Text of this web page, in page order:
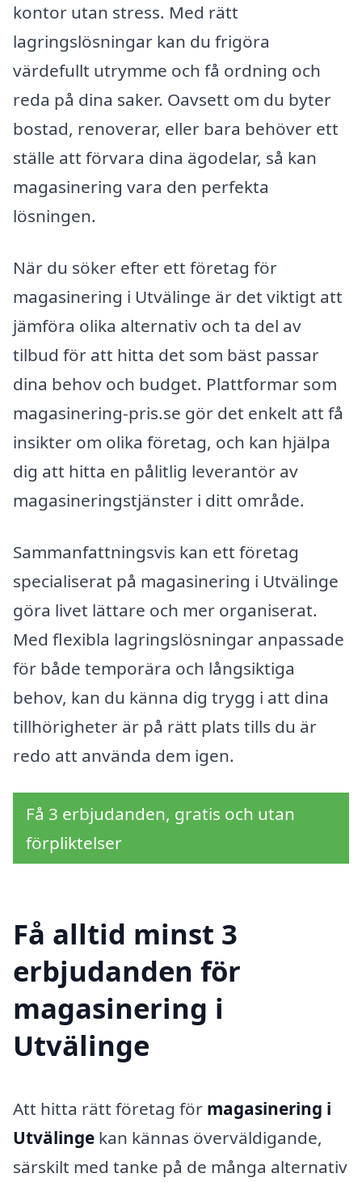
kontor utan stress. Med rätt
lagringslösningar kan du frigöra
värdefullt utrymme och få ordning och
reda på dina saker. Oavsett om du byter
bostad, renoverar, eller bara behöver ett
ställe att förvara dina ägodelar, så kan
magasinering vara den perfekta
lösningen.
När du söker efter ett företag för
magasinering i Utvälinge är det viktigt att
jämföra olika alternativ och ta del av
tilbud för att hitta det som bäst passar
dina behov och budget. Plattformar som
magasinering-pris.se gör det enkelt att få
insikter om olika företag, och kan hjälpa
dig att hitta en pålitlig leverantör av
magasineringstjänster i ditt område.
Sammanfattningsvis kan ett företag
specialiserat på magasinering i Utvälinge
göra livet lättare och mer organiserat.
Med flexibla lagringslösningar anpassade
för både temporära och långsiktiga
behov, kan du känna dig trygg i att dina
tillhörigheter är på rätt plats tills du är
redo att använda dem igen.
Få 3 erbjudanden, gratis och utan
förpliktelser
Få alltid minst 3
erbjudanden för
magasinering i
Utvälinge
Att hitta rätt företag för magasinering i
Utvälinge kan kännas överväldigande,
särskilt med tanke på de många alternativ